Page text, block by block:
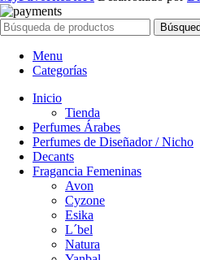
S/210.00.
Menu
Categorías
Inicio
Tienda
Perfumes Árabes
Perfumes de Diseñador / Nicho
Decants
Fragancia Femeninas
Avon
Cyzone
Esika
L´bel
Natura